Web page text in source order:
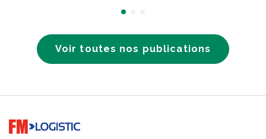
Voir toutes nos publications
Go to home page